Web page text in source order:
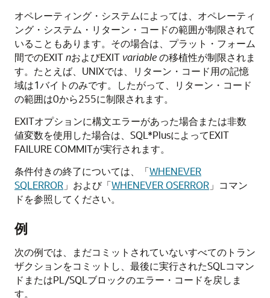
オペレーティング・システムによっては、オペレーティ
ング・システム・リターン・コードの範囲が制限されて
いることもあります。その場合は、プラット・フォーム
間でのEXITnおよびEXIT variableの移植性が制限されま
す。たとえば、UNIXでは、リターン・コード用の記憶
域は1バイトのみです。したがって、リターン・コード
の範囲は0から255に制限されます。
EXITオプションに構文エラーがあった場合または非数
値変数を使用した場合は、SQL*PlusによってEXIT
FAILURE COMMITが実行されます。
条件付きの終了については、「WHENEVER
SQLERROR 」および「WHENEVER OSERROR 」コマン
ドを参照してください。
例
次の例では、まだコミットされていないすべてのトラン
ザクションをコミットし、最後に実行されたSQLコマン
ドまたはPL/SQLブロックのエラー・コードを戻しま
す。